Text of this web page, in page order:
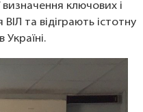
ключових і
та відіграють істотну
Україні.